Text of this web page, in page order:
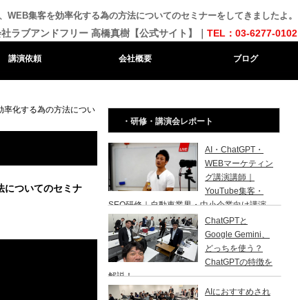
集客を効率化する為の方法についてのセミナーをしてきましたよ。
ラブアンドフリー 高橋真樹【公式サイト】｜ TEL：03-6277-0102
講演依頼 会社概要 ブログ
率化する為の方法につい
についてのセミナ
・研修・講演会レポート
AI・ChatGPT・
WEBマーケティン
グ講演講師｜
YouTube集客・
SEO研修｜自動車業界・中小企業向け講演
ChatGPTと
Google Gemini、
どっちを使う？
ChatGPTの特徴を
解説！
AIにおすすめされ